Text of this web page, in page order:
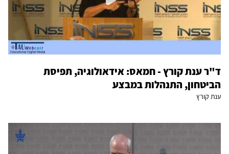
ד"ר ענת קורץ - חמאס: אידאולוגיה, תפיסת
הביטחון, התנהלות במבצע
ענת קורץ